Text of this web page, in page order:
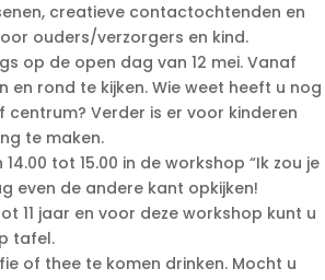
creatieve contactochtenden en
ouders/verzorgers en kind.
op de open dag van 12 mei. Vanaf
en rond te kijken. Wie weet heeft u nog
Verder is er voor kinderen
te maken.
tot 15.00 in de workshop “Ik zou je
even de andere kant opkijken!
11 jaar en voor deze workshop kunt u
tafel.
of thee te komen drinken. Mocht u